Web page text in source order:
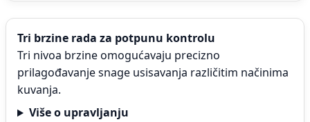
Tri brzine rada za potpunu kontrolu
Tri nivoa brzine omogućavaju precizno
prilagođavanje snage usisavanja različitim načinima
kuvanja.
Više o upravljanju